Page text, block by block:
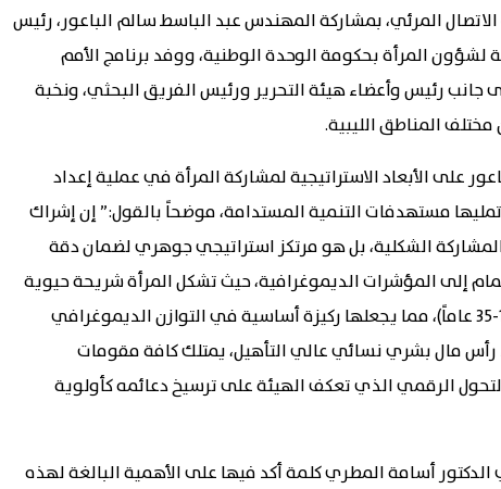
المرئي، بمشاركة المهندس عبد الباسط سالم الباعور، رئيس
لشؤون المرأة بحكومة الوحدة الوطنية، ووفد برنامج الأمم
جانب رئيس وأعضاء هيئة التحرير ورئيس الفريق البحثي، ونخبة
المناطق الليبية.
على الأبعاد الاستراتيجية لمشاركة المرأة في عملية إعداد
مستهدفات التنمية المستدامة، موضحاً بالقول:” إن إشراك
الشكلية، بل هو مرتكز استراتيجي جوهري لضمان دقة
إلى المؤشرات الديموغرافية، حيث تشكل المرأة شريحة حيوية
تقارب نصف السكان ضمن الفئة العمرية المنتجة (15-35 عاماً)، مما يجعلها ركيزة أساسية في التوازن الديموغرافي
رأس مال بشري نسائي عالي التأهيل، يمتلك كافة مقومات
الرقمي الذي تعكف الهيئة على ترسيخ دعائمه كأولوية
الدكتور أسامة المطري كلمة أكد فيها على الأهمية البالغة لهذه